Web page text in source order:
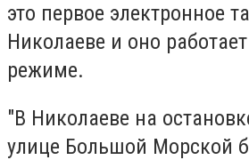
это первое электронное
Николаеве и оно
режиме.
"В Николаеве на
улице Большой Морской